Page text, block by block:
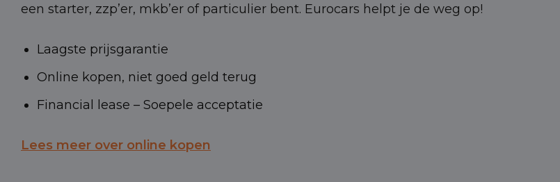
een starter, zzp’er, mkb’er of particulier bent. Eurocars helpt je de weg op!
Laagste prijsgarantie
Online kopen, niet goed geld terug
Financial lease – Soepele acceptatie
Lees meer over online kopen